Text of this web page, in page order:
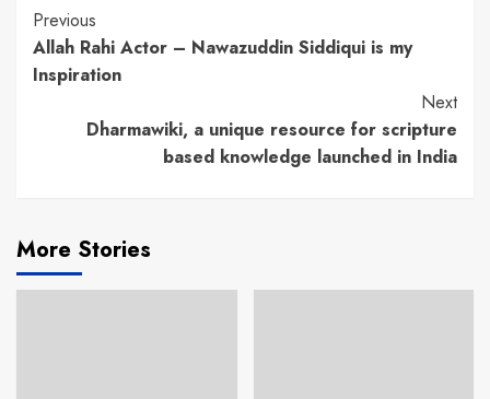
Continue
Reading
Previous
Allah Rahi Actor – Nawazuddin Siddiqui is my
Inspiration
Next
Dharmawiki, a unique resource for scripture
based knowledge launched in India
More Stories